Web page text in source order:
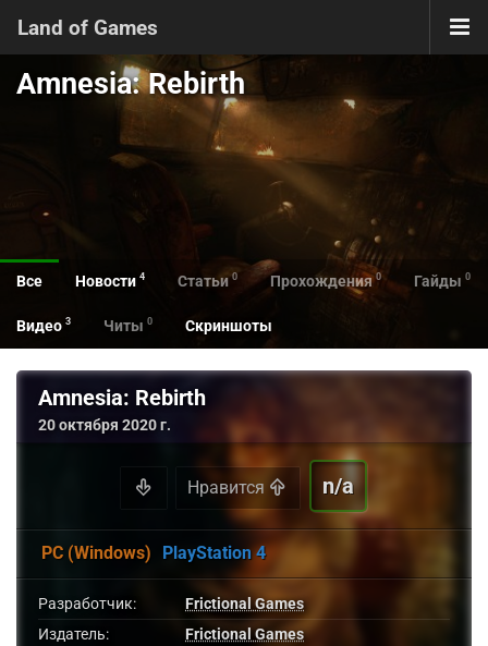
Land of Games
Amnesia: Rebirth
Все Новости 4 Статьи 0 Прохождения 0 Гайды 0
Видео 3 Читы 0 Скриншоты
Amnesia: Rebirth
20 октября 2020 г.
Нравится n/a
PC (Windows) PlayStation 4
Разработчик:
Frictional Games
Издатель:
Frictional Games